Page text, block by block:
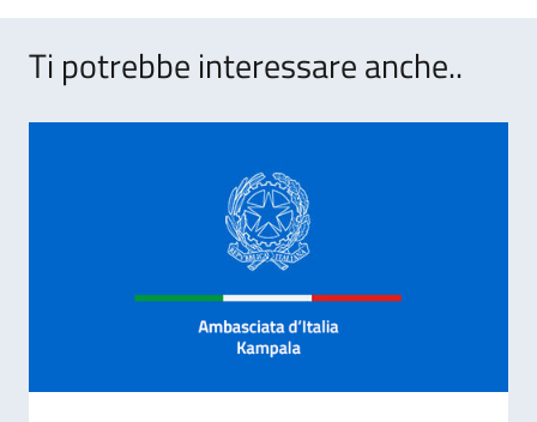
Ti potrebbe interessare anche..